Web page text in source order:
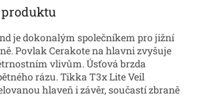
je dokonalým společníkem pro jižní
Povlak Cerakote na hlavni zvyšuje
vlivům.Úsťová brzda
rázu.Tikka T3x Lite Veil
hlaveň i závěr, součastí zbraně